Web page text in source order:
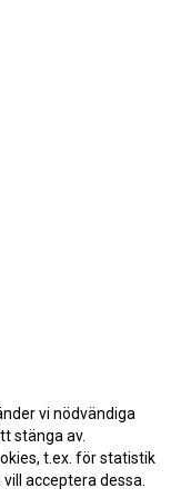
vi nödvändiga
stänga av.
t.ex. för statistik
acceptera dessa.